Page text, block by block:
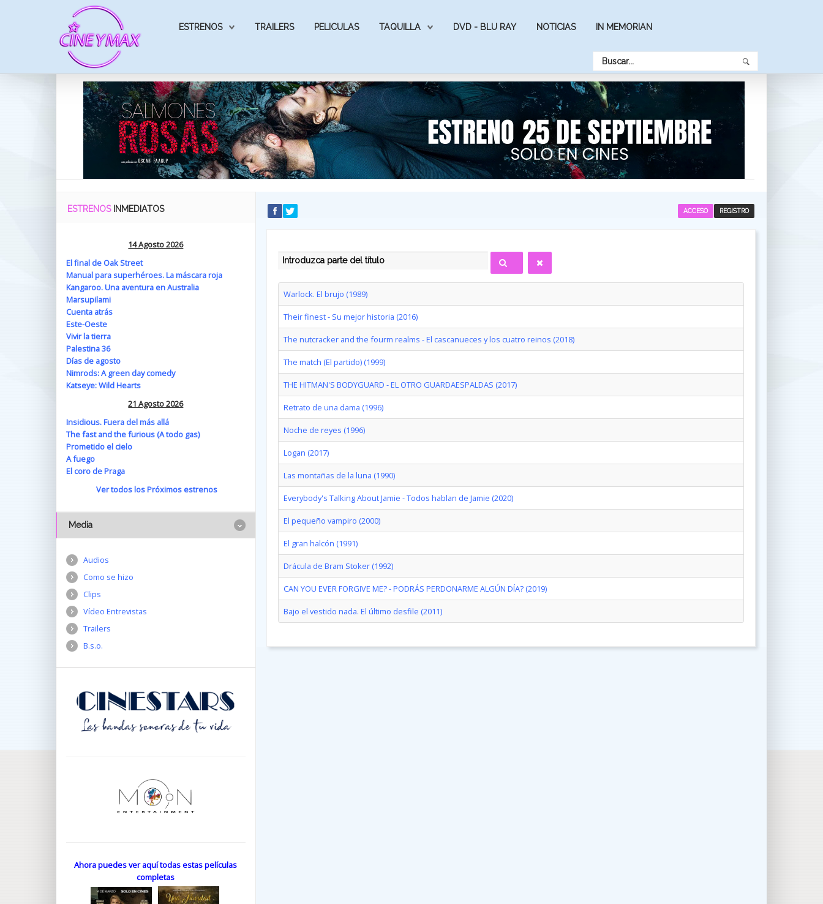
ESTRENOS TRAILERS PELICULAS TAQUILLA DVD - BLU RAY NOTICIAS IN MEMORIAN
REGISTRO
ACCESO
INTRODUZCA PARTE DEL TÍTULO
Warlock. El brujo (1989)
Their finest - Su mejor historia (2016)
The nutcracker and the fourm realms - El cascanueces y los cuatro reinos (2018)
The match (El partido) (1999)
THE HITMAN'S BODYGUARD - EL OTRO GUARDAESPALDAS (2017)
Retrato de una dama (1996)
Noche de reyes (1996)
Logan (2017)
Las montañas de la luna (1990)
Everybody's Talking About Jamie - Todos hablan de Jamie (2020)
El pequeño vampiro (2000)
El gran halcón (1991)
Drácula de Bram Stoker (1992)
CAN YOU EVER FORGIVE ME? - PODRÁS PERDONARME ALGÚN DÍA? (2019)
Bajo el vestido nada. El último desfile (2011)
ESTRENOS INMEDIATOS
14 Agosto 2026
El final de Oak Street
Manual para superhéroes. La máscara roja
Kangaroo. Una aventura en Australia
Marsupilami
Cuenta atrás
Este-Oeste
Vivir la tierra
Palestina 36
Días de agosto
Nimrods: A green day comedy
Katseye: Wild Hearts
21 Agosto 2026
Insidious. Fuera del más allá
The fast and the furious (A todo gas)
Prometido el cielo
A fuego
El coro de Praga
Ver todos los Próximos estrenos
Media
Audios
Como se hizo
Clips
Vídeo Entrevistas
Trailers
B.s.o.
Ahora puedes ver aquí todas estas películas
completas